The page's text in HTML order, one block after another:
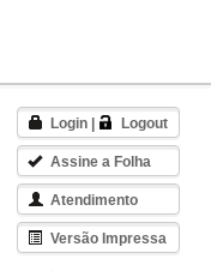
Login Logout
Assine a Folha
Atendimento
Versão Impressa